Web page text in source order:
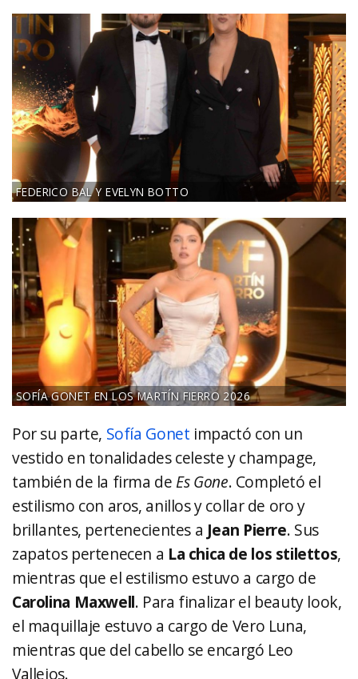
FEDERICO BAL Y EVELYN BOTTO
SOFÍA GONET EN LOS MARTÍN FIERRO 2026
Por su parte, Sofía Gonet impactó con un
vestido en tonalidades celeste y champage,
también de la firma de Es Gone. Completó el
estilismo con aros, anillos y collar de oro y
brillantes, pertenecientes a Jean Pierre. Sus
zapatos pertenecen a La chica de los stilettos,
mientras que el estilismo estuvo a cargo de
Carolina Maxwell. Para finalizar el beauty look,
el maquillaje estuvo a cargo de Vero Luna,
mientras que del cabello se encargó Leo
Vallejos.